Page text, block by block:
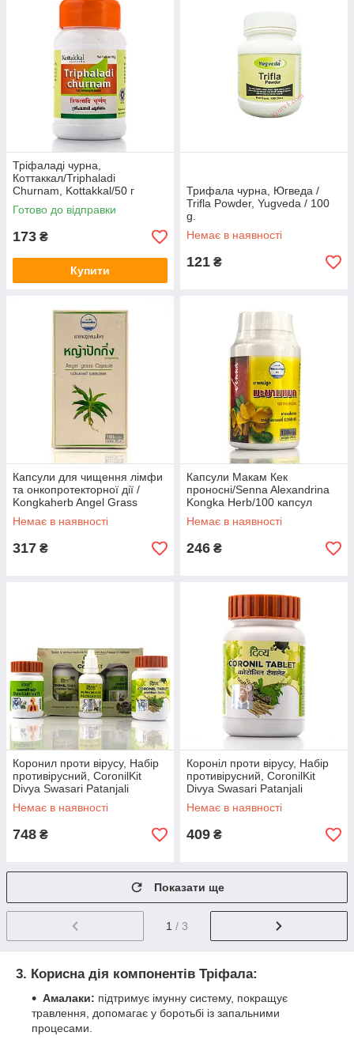
Тріфаладі чурна,
Коттаккал/Triphaladi
Churnam, Kottakkal/50 г
трифала, очищення, детокс,
чистка кишечника
Готово до відправки
173 ₴
Купити
Трифала чурна, Югведа /
Trifla Powder, Yugveda / 100
g.
Немає в наявності
121 ₴
Капсули для чищення лімфи
та онкопротекторної дії /
Kongkaherb Angel Grass
Capsule,Ya Pak King / 100 кап
Немає в наявності
317 ₴
Капсули Макам Кек
проносні/Senna Alexandrina
Kongka Herb/100 капсул
Немає в наявності
246 ₴
Коронил проти вірусу, Набір
противірусний, CoronilKit
Divya Swasari Patanjali
Немає в наявності
748 ₴
Короніл проти вірусу, Набір
противірусний, CoronilKit
Divya Swasari Patanjali
Немає в наявності
409 ₴
Показати ще
1 / 3
3. Корисна дія компонентів Тріфала:
Амалаки: підтримує імунну систему, покращує
травлення, допомагає у боротьбі із запальними
процесами.